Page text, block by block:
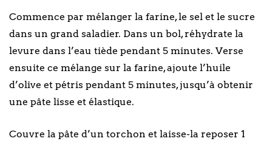
Commence par mélanger la farine, le sel et le sucre
dans un grand saladier. Dans un bol, réhydrate la
levure dans l’eau tiède pendant 5 minutes. Verse
ensuite ce mélange sur la farine, ajoute l’huile
d’olive et pétris pendant 5 minutes, jusqu’à obtenir
une pâte lisse et élastique.
Couvre la pâte d’un torchon et laisse-la reposer 1